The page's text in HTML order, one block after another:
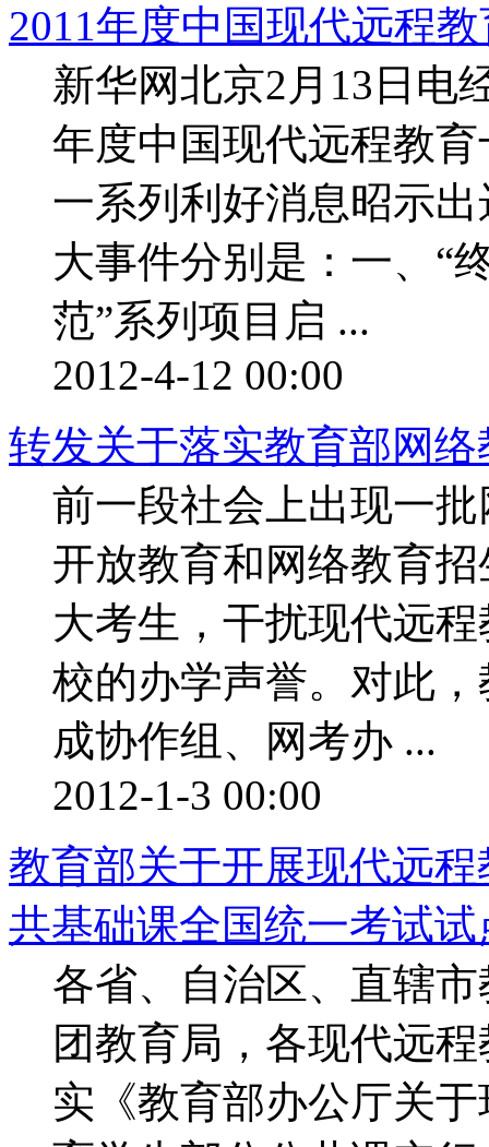
2011年度中国现代远程
新华网北京2月13日电
年度中国现代远程教
一系列利好消息昭示
大事件分别是：一、“
范”系列项目启 ...
2012-4-12 00:00
转发关于落实教育部网
前一段社会上出现一
开放教育和网络教育
大考生，干扰现代远
校的办学声誉。对此
成协作组、网考办 ...
2012-1-3 00:00
教育部关于开展现代远
共基础课全国统一考试
各省、自治区、直辖
团教育局，各现代远
实《教育部办公厅关